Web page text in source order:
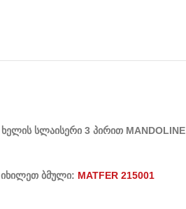
ხელის სლაისერი 3 პირით MANDOLINE
იხილეთ ბმული: MATFER 215001